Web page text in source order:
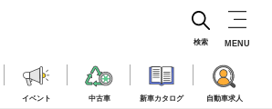
イベント 中古車 新車カタログ 自動車求人
検索 MENU